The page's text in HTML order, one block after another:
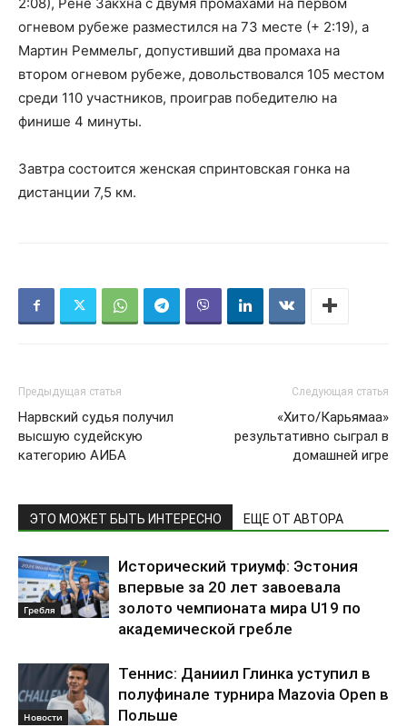
огневом рубеже разместился на 73 месте (+ 2:19), а
Мартин Реммельг, допустивший два промаха на
втором огневом рубеже, довольствовался 105 местом
среди 110 участников, проиграв победителю на
финише 4 минуты.
Завтра состоится женская спринтовская гонка на
дистанции 7,5 км.
Предыдущая статья
Нарвский судья получил
высшую судейскую
категорию АИБА
Следующая статья
«Хито/Карьямаа»
результативно сыграл в
домашней игре
ЭТО МОЖЕТ БЫТЬ ИНТЕРЕСНО ЕЩЕ ОТ АВТОРА
Гребля
Исторический триумф: Эстония
впервые за 20 лет завоевала
золото чемпионата мира U19 по
академической гребле
Новости
Теннис: Даниил Глинка уступил в
полуфинале турнира Mazovia Open в
Польше